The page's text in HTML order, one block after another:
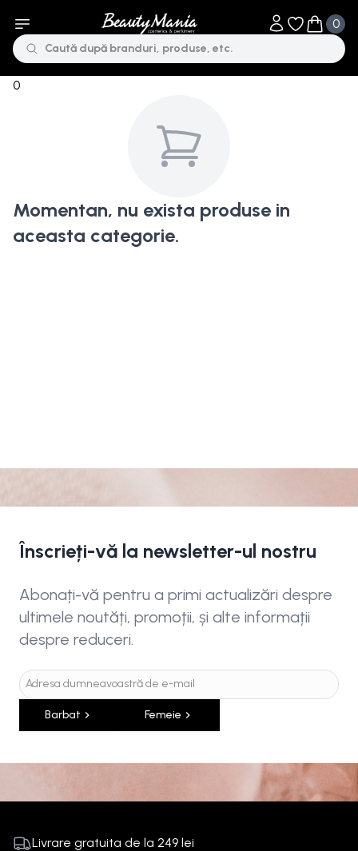
Obiecte în
0
Obiecte
0
Momentan, nu exista produse in
aceasta categorie.
Înscrieți-vă la newsletter-ul nostru
Abonați-vă pentru a primi actualizări despre
ultimele noutăți, promoții, și alte informații
despre reduceri.
Barbat Femeie
Livrare gratuita de la 249 lei